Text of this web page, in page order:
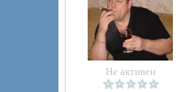
Не активен